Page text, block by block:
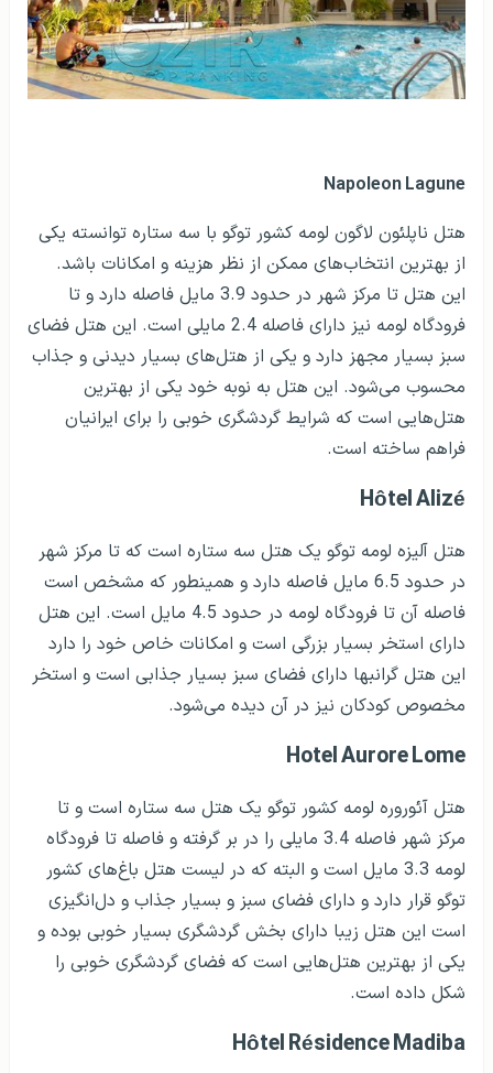
Napoleon Lagune
هتل ناپلئون لاگون لومه کشور توگو با سه ستاره توانسته یکی
از بهترین انتخاب‌های ممکن از نظر هزینه و امکانات باشد.
این هتل تا مرکز شهر در حدود 3.9 مایل فاصله دارد و تا
فرودگاه لومه نیز دارای فاصله 2.4 مایلی است. این هتل فضای
سبز بسیار مجهز دارد و یکی از هتل‌های بسیار دیدنی و جذاب
محسوب می‌شود. این هتل به نوبه خود یکی از بهترین
هتل‌هایی است که شرایط گردشگری خوبی را برای ایرانیان
فراهم ساخته است.
Hôtel Alizé
هتل آلیزه لومه توگو یک هتل سه ستاره است که تا مرکز شهر
در حدود 6.5 مایل فاصله دارد و همینطور که مشخص است
فاصله آن تا فرودگاه لومه در حدود 4.5 مایل است. این هتل
دارای استخر بسیار بزرگی است و امکانات خاص خود را دارد
این هتل گرانبها دارای فضای سبز بسیار جذابی است و استخر
مخصوص کودکان نیز در آن دیده می‌شود.
Hotel Aurore Lome
هتل آئوروره لومه کشور توگو یک هتل سه ستاره است و تا
مرکز شهر فاصله 3.4 مایلی را در بر گرفته و فاصله تا فرودگاه
لومه 3.3 مایل است و البته که در لیست هتل باغ‌های کشور
توگو قرار دارد و دارای فضای سبز و بسیار جذاب و دل‌انگیزی
است این هتل زیبا دارای بخش گردشگری بسیار خوبی بوده و
یکی از بهترین هتل‌هایی است که فضای گردشگری خوبی را
شکل داده است.
Hôtel Résidence Madiba